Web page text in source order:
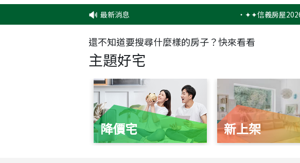
最新消息 ✦✦信義房屋2026品牌
還不知道要搜尋什麼樣的房子？快來看看
主題好宅
降價宅 新上架